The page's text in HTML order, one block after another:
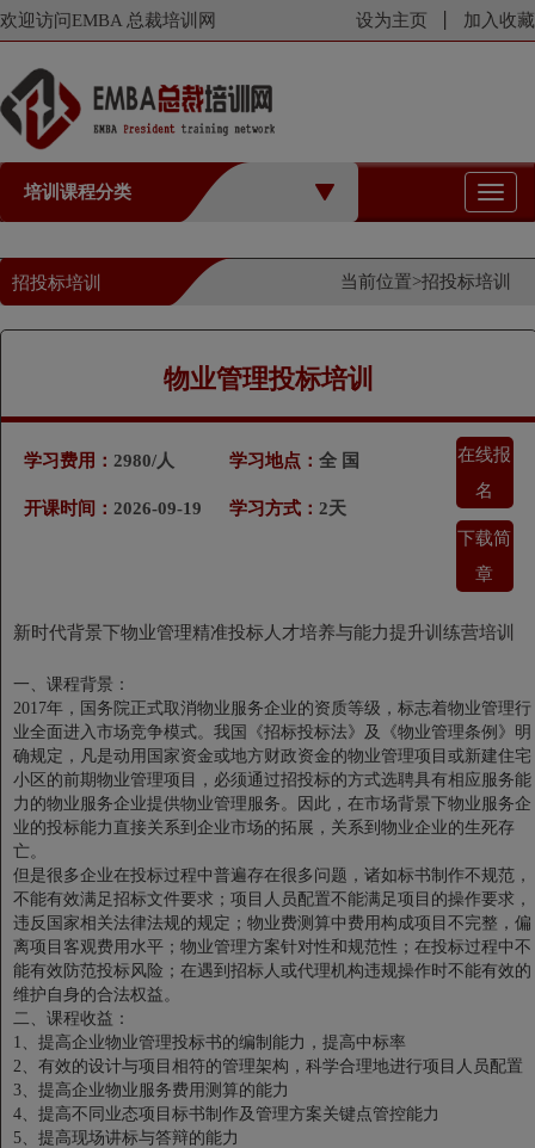
欢迎访问EMBA 总裁培训网 设为主页 加入收藏
培训课程分类
切
换
航
招投标培训 当前位置>招投标培训
物业管理投标培训
学习费用： 2980/人
开课时间： 2026-09-19
学习地点： 全 国
学习方式： 2天
在线报
名
下载简
章
新时代背景下物业管理精准投标人才培养与能力提升训练营培训
一、课程背景：
2017年，国务院正式取消物业服务企业的资质等级，标志着物业管理行
业全面进入市场竞争模式。我国《招标投标法》及《物业管理条例》明
确规定，凡是动用国家资金或地方财政资金的物业管理项目或新建住宅
小区的前期物业管理项目，必须通过招投标的方式选聘具有相应服务能
力的物业服务企业提供物业管理服务。因此，在市场背景下物业服务企
业的投标能力直接关系到企业市场的拓展，关系到物业企业的生死存
亡。
但是很多企业在投标过程中普遍存在很多问题，诸如标书制作不规范，
不能有效满足招标文件要求；项目人员配置不能满足项目的操作要求，
违反国家相关法律法规的规定；物业费测算中费用构成项目不完整，偏
离项目客观费用水平；物业管理方案针对性和规范性；在投标过程中不
能有效防范投标风险；在遇到招标人或代理机构违规操作时不能有效的
维护自身的合法权益。
二、课程收益：
1、提高企业物业管理投标书的编制能力，提高中标率
2、有效的设计与项目相符的管理架构，科学合理地进行项目人员配置
3、提高企业物业服务费用测算的能力
4、提高不同业态项目标书制作及管理方案关键点管控能力
5、提高现场讲标与答辩的能力